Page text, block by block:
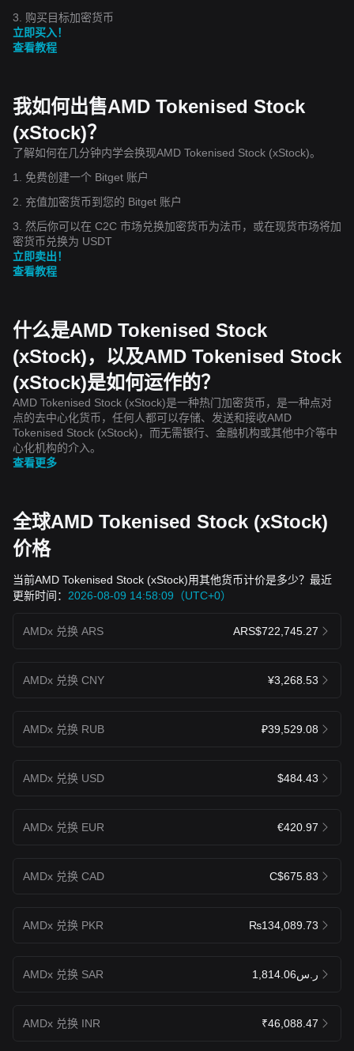
3. 购买目标加密货币
立即买入！
查看教程
我如何出售AMD Tokenised Stock
(xStock)？
了解如何在几分钟内学会换现AMD Tokenised Stock (xStock)。
1. 免费创建一个 Bitget 账户
2. 充值加密货币到您的 Bitget 账户
3. 然后你可以在 C2C 市场兑换加密货币为法币，或在现货市场将加
密货币兑换为 USDT
立即卖出！
查看教程
什么是AMD Tokenised Stock
(xStock)，以及AMD Tokenised Stock
(xStock)是如何运作的？
AMD Tokenised Stock (xStock)是一种热门加密货币，是一种点对
点的去中心化货币，任何人都可以存储、发送和接收AMD
Tokenised Stock (xStock)，而无需银行、金融机构或其他中介等中
心化机构的介入。
查看更多
全球AMD Tokenised Stock (xStock)
价格
当前AMD Tokenised Stock (xStock)用其他货币计价是多少？最近
更新时间： 2026-08-09 14:58:09（UTC+0）
AMDx 兑换 ARS ARS$722,745.27
AMDx 兑换 CNY ¥3,268.53
AMDx 兑换 RUB ₽39,529.08
AMDx 兑换 USD $484.43
AMDx 兑换 EUR €420.97
AMDx 兑换 CAD C$675.83
AMDx 兑换 PKR ₨134,089.73
AMDx 兑换 SAR ر.س1,814.06
AMDx 兑换 INR ₹46,088.47